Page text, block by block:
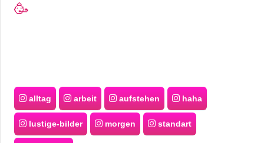
🥳
alltag arbeit aufstehen haha
lustige-bilder morgen standart